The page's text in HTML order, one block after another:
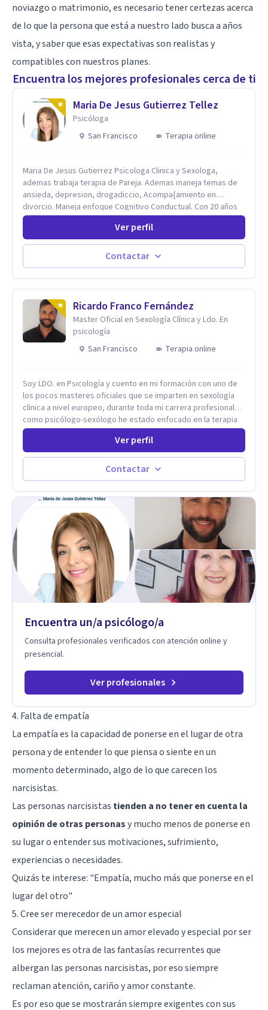
noviazgo o matrimonio, es necesario tener certezas acerca
de lo que la persona que está a nuestro lado busca a años
vista, y saber que esas expectativas son realistas y
compatibles con nuestros planes.
Encuentra los mejores profesionales cerca de ti
Maria De Jesus Gutierrez Tellez
Psicóloga
San Francisco
Terapia online
Maria De Jesus Gutierrez Psicologa Clinica y Sexologa,
ademas trabaja terapia de Pareja. Ademas maneja temas de
ansieda, depresion, drogadiccio, Acompa{amiento en
divorcio. Maneja enfoque Cognitivo Conductual. Con 20 años
de experiencia, constantemente capacitandose en las
diferntes areas de la Salud Mental.
Ver perfil
Contactar
Ricardo Franco Fernández
Master Oficial en Sexología Clínica y Ldo. En
psicología
San Francisco
Terapia online
Soy LDO. en Psicología y cuento en mi formación con uno de
los pocos masteres oficiales que se imparten en sexología
clínica a nivel europeo, durante toda mi carrera profesional
como psicólogo-sexólogo he estado enfocado en la terapia
sexual desde una perspectiva multidisciplinar BIO-PSICO-
SOCIAL ya que aunque las bases de mi trabajo son
psicológicas, si no se tienen en consideración otros factores
la terapia puede no funcionar al tener una visión demasiado
simplista, excluyendo de antemano otros factores que
mejora global de tu sexualidad, considerando cada caso
como algo particular e intentando adaptarme a tu situación
personal concreta. En especial mi ámbito de trabajo es la
disfunción eréctil, la eyaculación precoz y la falta de deseo
tanto en mujeres como en hombres. La sexualidad es de
enorme importancia tanto para el bienestar físico y mental
como a nivel personal para una buena autoestima y una
relación saludable de pareja.
Ver perfil
Contactar
Encuentra un/a psicólogo/a
Consulta profesionales verificados con atención online y
presencial.
Ver profesionales
4. Falta de empatía
La empatía es la capacidad de ponerse en el lugar de otra
persona y de entender lo que piensa o siente en un
momento determinado, algo de lo que carecen los
narcisistas.
Las personas narcisistas tienden a no tener en cuenta la
opinión de otras personasy mucho menos de ponerse en
su lugar o entender sus motivaciones, sufrimiento,
experiencias o necesidades.
Quizás te interese: "Empatía, mucho más que ponerse en el
lugar del otro"
5. Cree ser merecedor de un amor especial
Considerar que merecen un amor elevado y especial por ser
los mejores es otra de las fantasías recurrentes que
albergan las personas narcisistas, por eso siempre
reclaman atención, cariño y amor constante.
Es por eso que se mostrarán siempre exigentes con sus